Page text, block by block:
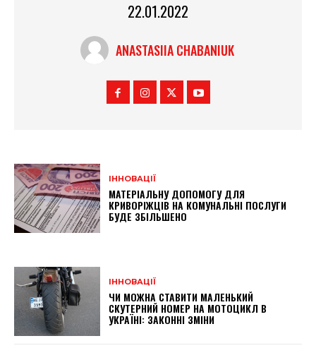
22.01.2022
ANASTASIIA CHABANIUK
ІННОВАЦІЇ
МАТЕРІАЛЬНУ ДОПОМОГУ ДЛЯ
КРИВОРІЖЦІВ НА КОМУНАЛЬНІ ПОСЛУГИ
БУДЕ ЗБІЛЬШЕНО
ІННОВАЦІЇ
ЧИ МОЖНА СТАВИТИ МАЛЕНЬКИЙ
СКУТЕРНИЙ НОМЕР НА МОТОЦИКЛ В
УКРАЇНІ: ЗАКОННІ ЗМІНИ